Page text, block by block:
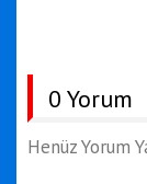
0 Yorum
Henüz Yorum